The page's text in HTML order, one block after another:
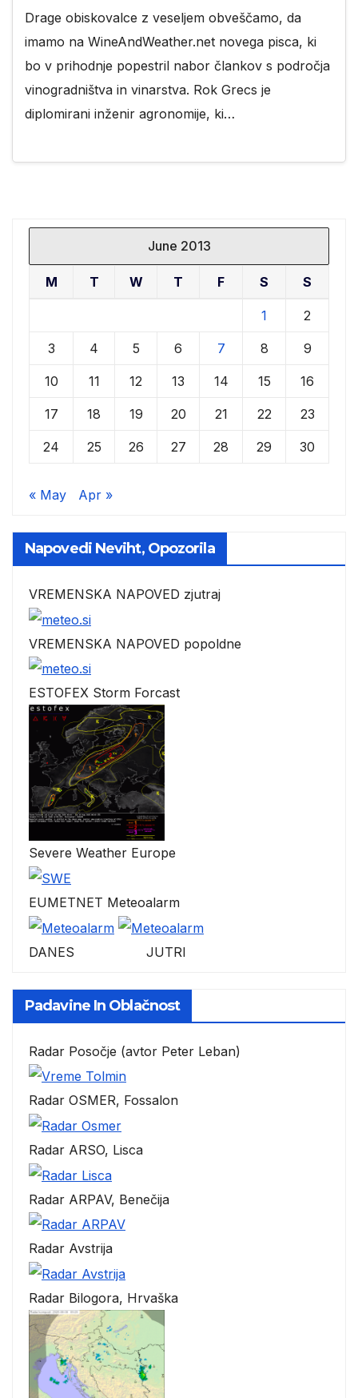
Drage obiskovalce z veseljem obveščamo, da
imamo na WineAndWeather.net novega pisca, ki
bo v prihodnje popestril nabor člankov s področja
vinogradništva in vinarstva. Rok Grecs je
diplomirani inženir agronomije, ki…
June 2013
M T W T F S S
1 2
3 4 5 6 7 8 9
10 11 12 13 14 15 16
17 18 19 20 21 22 23
24 25 26 27 28 29 30
« May Apr »
Napovedi Neviht, Opozorila
VREMENSKA NAPOVED zjutraj
VREMENSKA NAPOVED popoldne
ESTOFEX Storm Forcast
Severe Weather Europe
EUMETNET Meteoalarm
DANES JUTRI
Padavine In Oblačnost
Radar Posočje (avtor Peter Leban)
Radar OSMER, Fossalon
Radar ARSO, Lisca
Radar ARPAV, Benečija
Radar Avstrija
Radar Bilogora, Hrvaška